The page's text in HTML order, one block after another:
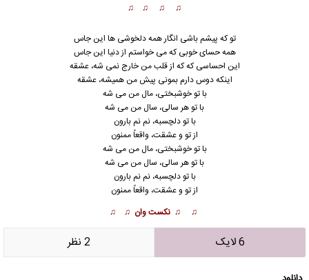
♫ ♫ ♫ ♫
تو که پیشم باشی انگار همه دلخوشی ها این جاس
همه حسای خوبی که می خواستم از دنیا این جاس
این احساسی که که از قلب من خارج نمی شه، عشقه
اینکه دوس دارم بمونی پیش من همیشه، عشقه
با تو خوشبختی، مال من می شه
با تو هر سالی، سال من می شه
با تو دلچسبه، نم نم بارون
از تو و عشقت، واقعاً ممنون
با تو خوشبختی، مال من می شه
با تو هر سالی، سال من می شه
با تو دلچسبه، نم نم بارون
از تو و عشقت، واقعاً ممنون
♫ ♫ نکست وان ♫ ♫
6 لایک 2 نظر